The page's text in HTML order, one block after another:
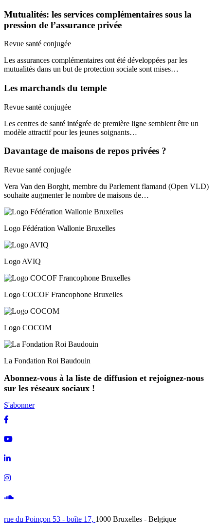
Mutualités: les services complémentaires sous la
pression de l’assurance privée
Revue santé conjugée
Les assurances complémentaires ont été développées par les
mutualités dans un but de protection sociale sont mises…
Les marchands du temple
Revue santé conjugée
Les centres de santé intégrée de première ligne semblent être un
modèle attractif pour les jeunes soignants…
Davantage de maisons de repos privées ?
Revue santé conjugée
Vera Van den Borght, membre du Parlement flamand (Open VLD)
souhaite augmenter le nombre de maisons de…
Logo Fédération Wallonie Bruxelles
Logo AVIQ
Logo COCOF Francophone Bruxelles
Logo COCOM
La Fondation Roi Baudouin
Abonnez-vous à la liste de diffusion et rejoignez-nous
sur les réseaux sociaux !
S'abonner
rue du Poinçon 53 - boîte 17, 1000 Bruxelles - Belgique